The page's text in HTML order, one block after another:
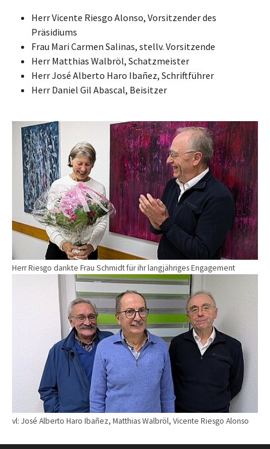
Herr Riesgo dankte Frau Schmidt für ihr langjähriges Engagement
vl: José Alberto Haro Ibañez, Matthias Walbröl, Vicente Riesgo Alonso
Herr Vicente Riesgo Alonso, Vorsitzender des
Präsidiums
Frau Mari Carmen Salinas, stellv. Vorsitzende
Herr Matthias Walbröl, Schatzmeister
Herr José Alberto Haro Ibañez, Schriftführer
Herr Daniel Gil Abascal, Beisitzer